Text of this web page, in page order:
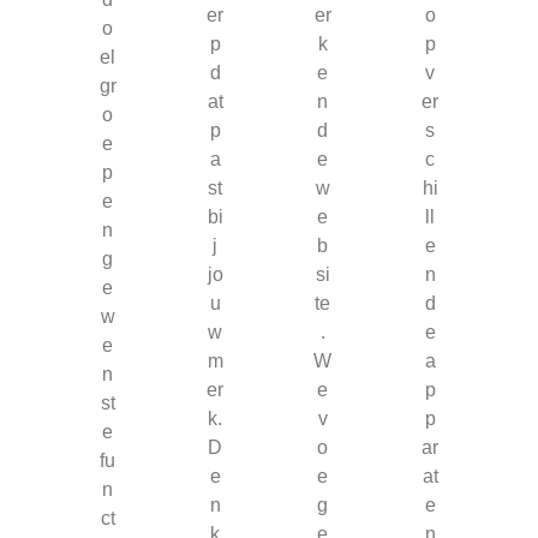
o
el
gr
o
e
p
e
n
g
e
w
e
n
st
e
fu
n
ct
er
p
d
at
p
a
st
bi
j
jo
u
w
m
er
k.
D
e
n
k
er
k
e
n
d
e
w
e
b
si
te
.
W
e
v
o
e
g
e
o
p
v
er
s
c
hi
e
n
d
e
a
p
p
ar
at
e
n